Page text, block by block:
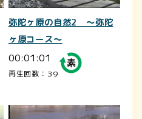
弥陀ヶ原の自然2 ～弥陀
ヶ原コース～
00:01:01
再生回数：39